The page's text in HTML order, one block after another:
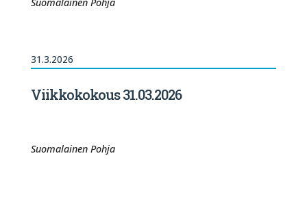
31.3.2026
Viikkokokous 31.03.2026
Suomalainen Pohja